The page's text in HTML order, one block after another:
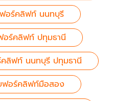
ฟอร์คลิฟท์ นนทบุรี
อร์คลิฟท์ ปทุมธานี
ลิฟท์ นนทบุรี ปทุมธานี
ฟอร์คลิฟท์มือสอง